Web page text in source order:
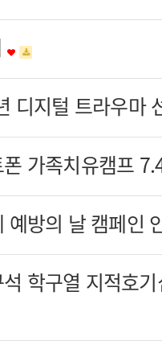
디지털 트라우
폰 가족치유캠프
예방의 날 캠페인
학구열 지적호